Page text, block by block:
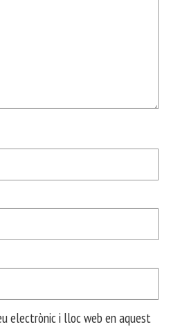
electrònic i lloc web en aquest